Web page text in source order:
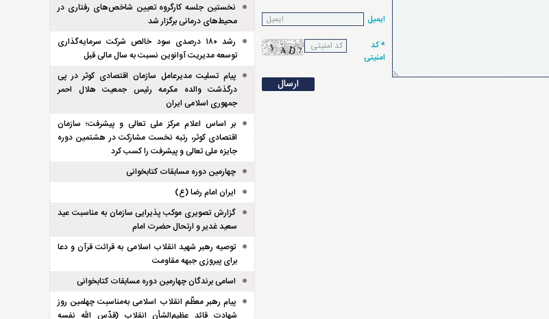
ایمیل
* کد
امنیتی
نخستین جلسه کارگروه تعیین شاخص‌های رفتاری در
محیط‌های درمانی برگزار شد
رشد ۱۸۰ درصدی سود خالص شرکت سرمایه‌گذاری
توسعه مدیریت آوانوین نسبت به سال مالی قبل
پیام تسلیت مدیرعامل سازمان اقتصادی کوثر در پی
درگذشت والده مکرمه رئیس جمعیت هلال احمر
جمهوری اسلامی ایران
بر اساس اعلام مرکز ملی تعالی و پیشرفت؛ سازمان
اقتصادی کوثر، رتبه نخست مشارکت در هشتمین دوره
جایزه ملی تعالی و پیشرفت را کسب کرد
چهارمین دوره مسابقات کتابخوانی
ایران امام رضا (ع)
گزارش تصویری موکب پذیرایی سازمان به مناسبت عید
سعید غدیر و ارتحال حضرت امام
توصیه رهبر شهید انقلاب اسلامی به قرائت قرآن و دعا
برای پیروزی جبهه مقاومت
اسامی برندگان چهارمین دوره مسابقات کتابخوانی
پیام رهبر معظّم انقلاب اسلامی به‌مناسبت چهلمین روز
شهادت قائد عظیم‌الشأن انقلاب (قدّس الله نفسه